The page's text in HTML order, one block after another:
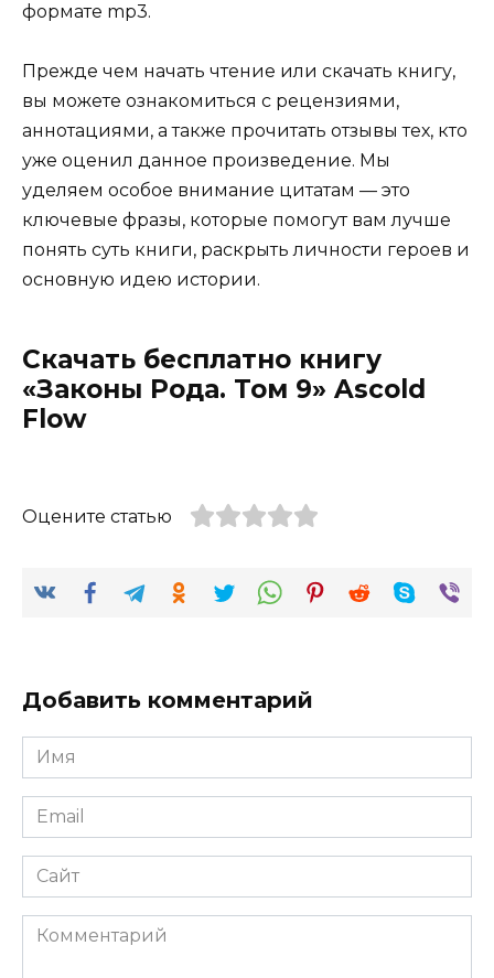
формате mp3.
Прежде чем начать чтение или скачать книгу,
вы можете ознакомиться с рецензиями,
аннотациями, а также прочитать отзывы тех, кто
уже оценил данное произведение. Мы
уделяем особое внимание цитатам — это
ключевые фразы, которые помогут вам лучше
понять суть книги, раскрыть личности героев и
основную идею истории.
Скачать бесплатно книгу
«Законы Рода. Том 9» Ascold
Flow
Оцените статью
Добавить комментарий
Имя
*
Email
*
Сайт
Комментарий